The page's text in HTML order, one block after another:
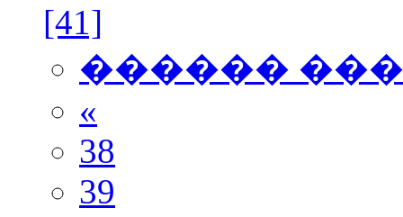
[41]
������
«
38
39